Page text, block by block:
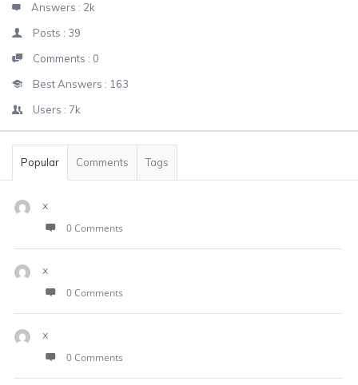
Answers : 2k
Posts : 39
Comments : 0
Best Answers : 163
Users : 7k
Popular Comments Tags
x
0 Comments
x
0 Comments
x
0 Comments